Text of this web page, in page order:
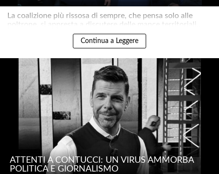
La coalizione più rissosa di sempre, che pensa solo alle
poltrone, si appresta a discutere delle mance territoriali..
Continua a Leggere
ATTENTI A CONTUCCI: UN VIRUS AMMORBA
POLITICA E GIORNALISMO